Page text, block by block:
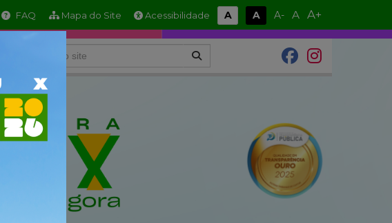
FAQ Mapa do Site Acessibilidade A A A- A A+